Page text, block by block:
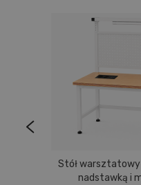
Stół warsztatowy
nadstawką i